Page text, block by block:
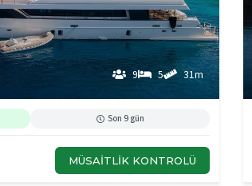
9 5 31m
Son 9 gün
MÜSAITLIK KONTROLÜ